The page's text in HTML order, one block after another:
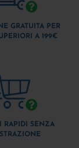
GRATUITA PER
A 199€
RAPIDI SENZA